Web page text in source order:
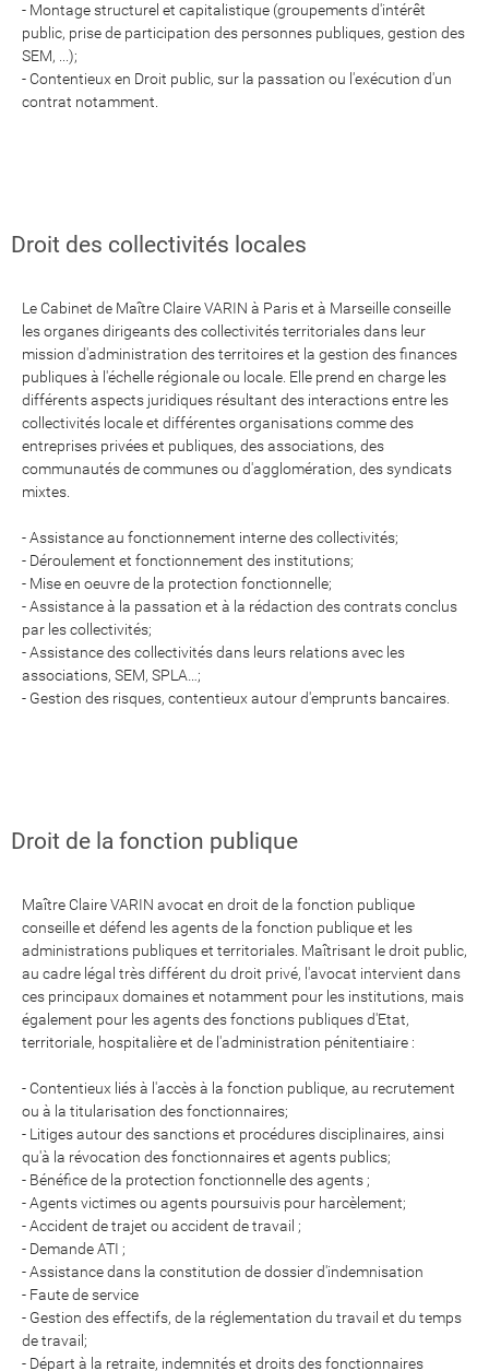
- Montage structurel et capitalistique (groupements d'intérêt
public, prise de participation des personnes publiques, gestion des
SEM, ...);
- Contentieux en Droit public, sur la passation ou l'exécution d'un
contrat notamment.
Droit des collectivités locales
Le Cabinet de Maître Claire VARIN à Paris et à Marseille conseille
les organes dirigeants des collectivités territoriales dans leur
mission d'administration des territoires et la gestion des finances
publiques à l'échelle régionale ou locale. Elle prend en charge les
différents aspects juridiques résultant des interactions entre les
collectivités locale et différentes organisations comme des
entreprises privées et publiques, des associations, des
communautés de communes ou d'agglomération, des syndicats
mixtes.
- Assistance au fonctionnement interne des collectivités;
- Déroulement et fonctionnement des institutions;
- Mise en oeuvre de la protection fonctionnelle;
- Assistance à la passation et à la rédaction des contrats conclus
par les collectivités;
- Assistance des collectivités dans leurs relations avec les
associations, SEM, SPLA…;
- Gestion des risques, contentieux autour d'emprunts bancaires.
Droit de la fonction publique
Maître Claire VARIN avocat en droit de la fonction publique
conseille et défend les agents de la fonction publique et les
administrations publiques et territoriales. Maîtrisant le droit public,
au cadre légal très différent du droit privé, l'avocat intervient dans
ces principaux domaines et notamment pour les institutions, mais
également pour les agents des fonctions publiques d'Etat,
territoriale, hospitalière et de l'administration pénitentiaire :
- Contentieux liés à l'accès à la fonction publique, au recrutement
ou à la titularisation des fonctionnaires;
- Litiges autour des sanctions et procédures disciplinaires, ainsi
qu'à la révocation des fonctionnaires et agents publics;
- Bénéfice de la protection fonctionnelle des agents ;
- Agents victimes ou agents poursuivis pour harcèlement;
- Accident de trajet ou accident de travail ;
- Demande ATI ;
- Assistance dans la constitution de dossier d'indemnisation
​​​​​​​- Faute de service
- Gestion des effectifs, de la réglementation du travail et du temps
de travail;
- Départ à la retraite, indemnités et droits des fonctionnaires